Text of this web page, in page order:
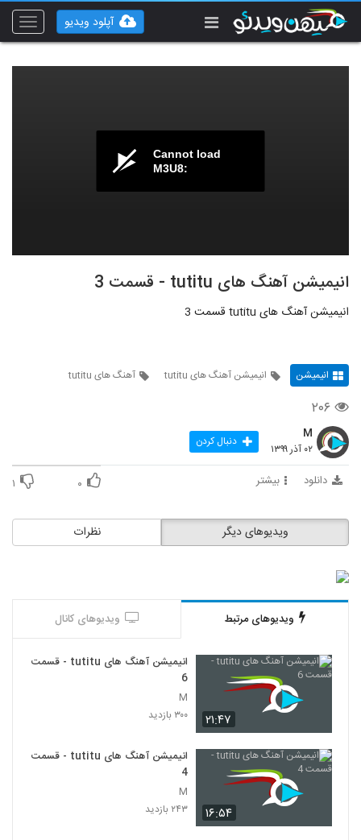
Toggle
آپلود ویدیو
Cannot load
M3U8:
انیمیشن آهنگ های tutitu - قسمت 3
انیمیشن آهنگ های tutitu قسمت 3
انیمیشن انیمیشن آهنگ های tutitu آهنگ های tutitu
۲۰۶
M
۰۲ آذر ۱۳۹۹ دنبال کردن
دانلود بیشتر ۰ ۱
نظرات ویدیوهای دیگر
ویدیوهای مرتبط ویدیوهای کانال
۲۱:۴۷
انیمیشن آهنگ های tutitu - قسمت
6
M
۳۰۰ بازدید
۱۶:۵۴
انیمیشن آهنگ های tutitu - قسمت
4
M
۲۴۳ بازدید